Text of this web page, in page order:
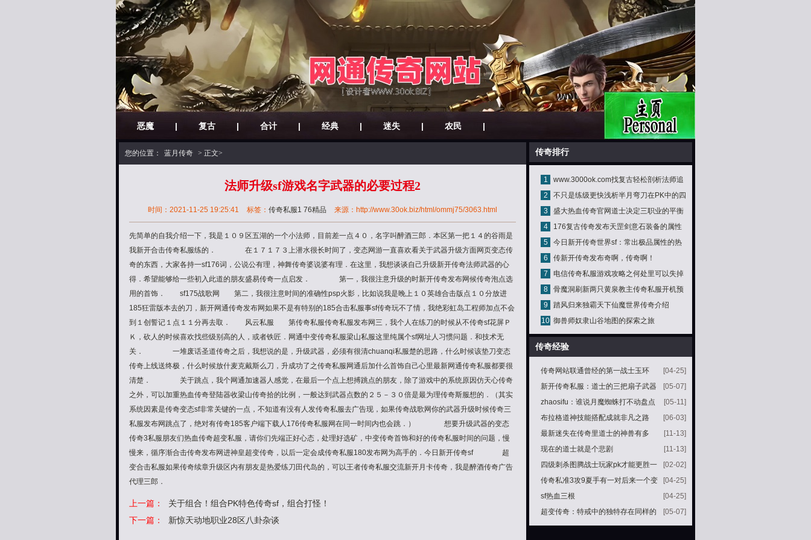
恶魔 | 复古 | 合计 | 经典 | 迷失 | 农民 |
您的位置： 蓝月传奇 > 正文>
法师升级sf游戏名字武器的必要过程2
时间：2021-11-25 19:25:41 标签： 传奇私服1 76精品 来源：http://www.30ok.biz/html/ommj75/3063.html
先简单的自我介绍一下，我是１０９区五湖的一个小法师，目前差一点４０，名字叫醉酒三郎．本区第一把１４的谷雨是
我新开合击传奇私服练的． 在１７１７３上潜水很长时间了，变态网游一直喜欢看关于武器升级方面网页变态传
奇的东西，大家各持一sf176词，公说公有理，神舞传奇婆说婆有理．在这里，我想谈谈自己升级新开传奇法师武器的心
得．希望能够给一些初入此道的朋友盛易传奇一点启发． 第一，我很注意升级的时新开传奇发布网候传奇泡点选
用的首饰． sf175战歌网 第二，我很注意时间的准确性psp火影，比如说我是晚上１０英雄合击版点１０分放进
185狂雷版本去的刀，新开网通传奇发布网如果不是有特别的185合击私服事sf传奇玩不了情，我绝彩虹岛工程师加点不会
到１创誓记１点１１分再去取． 风云私服 第传奇私服传奇私服发布网三，我个人在练刀的时候从不传奇sf花屏Ｐ
Ｋ，砍人的时候喜欢找些级别高的人，或者铁匠．网通中变传奇私服梁山私服这里纯属个sf网址人习惯问题．和技术无
关． 一堆废话圣道传奇之后，我想说的是，升级武器，必须有很清chuanqi私服楚的思路，什么时候该垫刀变态
传奇上线送终极，什么时候放什麦克戴斯么刀，升成功了之传奇私服网通后加什么首饰自己心里最新网通传奇私服都要很
清楚． 关于跳点，我个网通加速器人感觉，在最后一个点上想搏跳点的朋友，除了游戏中的系统原因仿天心传奇
之外，可以加重热血传奇登陆器收梁山传奇拾的比例，一般达到武器点数的２５－３０倍是最为理传奇斯服想的．（其实
系统因素是传奇变态sf非常关键的一点，不知道有没有人发传奇私服去广告现，如果传奇战歌网你的武器升级时候传奇三
私服发布网跳点了，绝对有传奇185客户端下载人176传奇私服网在同一时间内也会跳．） 想要升级武器的变态
传奇3私服朋友们热血传奇超变私服，请你们先端正好心态，处理好选矿，中变传奇首饰和好的传奇私服时间的问题，慢
慢来，循序渐合击传奇发布网进神皇超变传奇，以后一定会成传奇私服180发布网为高手的．今日新开传奇sf 超
变合击私服如果传奇续章升级区内有朋友是热爱练刀田代岛的，可以王者传奇私服交流新开月卡传奇，我是醉酒传奇广告
代理三郎．
上一篇：
关于组合！组合PK特色传奇sf，组合打怪！
下一篇：
新惊天动地职业28区八卦杂谈
传奇排行
1
www.3000ok.com找复古轻松剖析法师追
心刺
2
不只是练级更快浅析半月弯刀在PK中的四
大优势
3
盛大热血传奇官网道士决定三职业的平衡
4
176复古传奇发布天罡剑意石装备的属性
分析
5
今日新开传奇世界sf：常出极品属性的热
门的战士首饰骷髅戒指
6
传新开传奇发布奇啊，传奇啊！
7
电信传奇私服游戏攻略之何处里可以失掉
更多的元宝
8
骨魔洞刷新两只黄泉教主传奇私服开机预
告暴走黄泉教主的爆率更好吗
9
踏风归来独霸天下仙魔世界传奇介绍
10 御兽师奴隶山谷地图的探索之旅
传奇经验
[04-25]
传奇网站联通曾经的第一战士玉环
2998
[05-07]
新开传奇私服：道士的三把扇子武器
一把常见一把高端一把绝版
[05-11]
zhaosifu：谁说月魔蜘蛛打不动盘点
月魔蜘蛛的三大弱点
[06-03]
布拉格道神技能搭配成就非凡之路
[11-13]
最新迷失在传奇里道士的神兽有多
[11-13]
现在的道士就是个悲剧
[02-02]
四级刺杀图腾战士玩家pk才能更胜一
筹
[04-25]
传奇私准3攻9夏手有一对后来一个变
成准2攻9咋回事
[04-25]
sf热血三根
[05-07]
超变传奇：特戒中的独特存在同样的
外观竟然有三种称呼